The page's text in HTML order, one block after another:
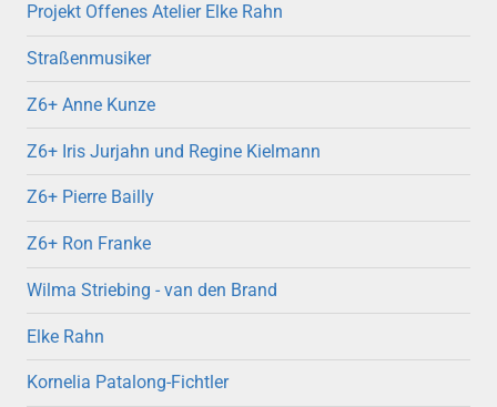
Projekt Offenes Atelier Elke Rahn
Straßenmusiker
Z6+ Anne Kunze
Z6+ Iris Jurjahn und Regine Kielmann
Z6+ Pierre Bailly
Z6+ Ron Franke
Wilma Striebing - van den Brand
Elke Rahn
Kornelia Patalong-Fichtler